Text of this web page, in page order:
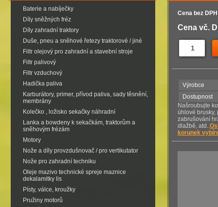
Baterie a nabíječky
Díly sněžných fréz
Díly zahradní traktory
Duše, pneu a sněhové řetezy traktorové / jiné
Filtr olejový pro zahradní a stavební stroje
Filtr palivový
Filtr vzduchový
Hadička paliva
Karburátory, primer, přívod paliva, sady těsnění,
membrány
Kolečko , ložisko sekačky náhradní
Lanka a bowdeny k sekačkám, traktorům a
sněhovým frézám
Motory
Nože a díly provzdušnovač / pro vertikutator
Nože pro zahradní techniku
Oleje mazivo technické spreje maznice
dekalamitky lis
Písty, válce, kroužky
Pružiny motorů
Cena bez
Cena vč.
Výrobce
Dostupnost
Našroubujte
úhlové
zabrušování
dlažbě, atd..
korunek